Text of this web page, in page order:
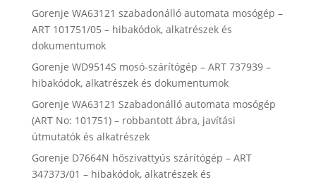
Gorenje WA63121 szabadonálló automata mosógép –
ART 101751/05 – hibakódok, alkatrészek és
dokumentumok
Gorenje WD9514S mosó-szárítógép – ART 737939 –
hibakódok, alkatrészek és dokumentumok
Gorenje WA63121 Szabadonálló automata mosógép
(ART No: 101751) – robbantott ábra, javítási
útmutatók és alkatrészek
Gorenje D7664N hőszivattyús szárítógép – ART
347373/01 – hibakódok, alkatrészek és